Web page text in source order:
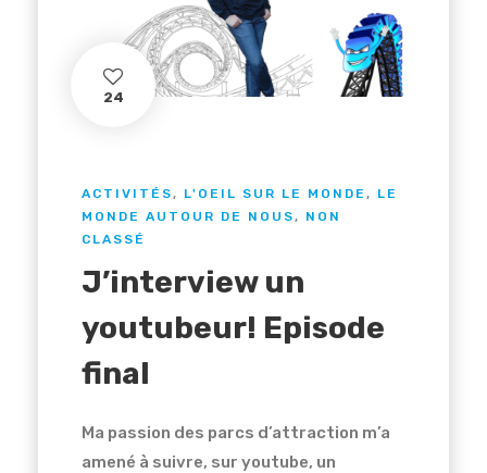
24
ACTIVITÉS , L'OEIL SUR LE MONDE , LE
MONDE AUTOUR DE NOUS , NON
CLASSÉ
J’interview un
youtubeur! Episode
final
Ma passion des parcs d’attraction m’a
amené à suivre, sur youtube, un